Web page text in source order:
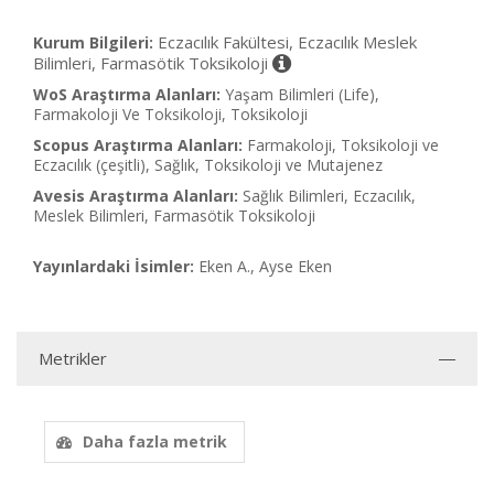
Kurum Bilgileri: Eczacılık Fakültesi, Eczacılık Meslek
Bilimleri, Farmasötik Toksikoloji
WoS Araştırma Alanları: Yaşam Bilimleri (Life),
Farmakoloji Ve Toksikoloji, Toksikoloji
Scopus Araştırma Alanları: Farmakoloji, Toksikoloji ve
Eczacılık (çeşitli), Sağlık, Toksikoloji ve Mutajenez
Avesis Araştırma Alanları: Sağlık Bilimleri, Eczacılık,
Meslek Bilimleri, Farmasötik Toksikoloji
Yayınlardaki İsimler: Eken A., Ayse Eken
Metrikler
Daha fazla metrik